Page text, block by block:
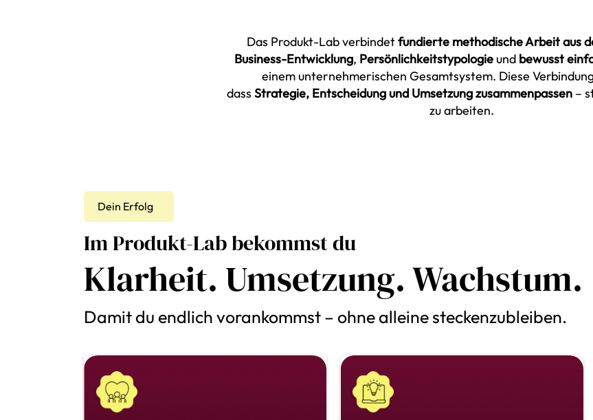
Das Produkt-Lab verbindetfundierte methodische Arbeit aus
Business-Entwicklung, Persönlichkeitstypologie und bewusst
einem unternehmerischen Gesamtsystem. Diese
dass Strategie, Entscheidung und Umsetzung zusammenpassen–
zu arbeiten.
Dein Erfolg
Im Produkt-Lab bekommst du
Klarheit. Umsetzung. Wachstum.
Damit du endlich vorankommst – ohne alleine steckenzubleiben.